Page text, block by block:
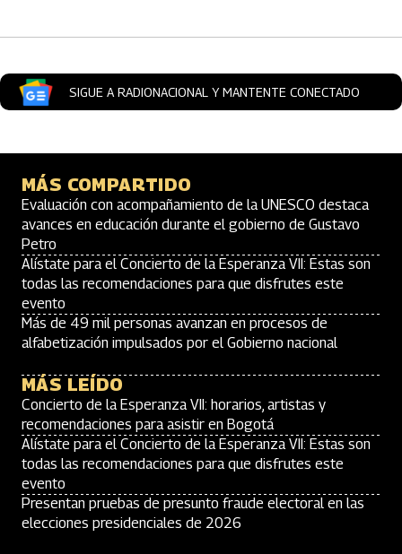
SIGUE A RADIONACIONAL Y MANTENTE CONECTADO
MÁS COMPARTIDO
Evaluación con acompañamiento de la UNESCO destaca
avances en educación durante el gobierno de Gustavo
Petro
Alístate para el Concierto de la Esperanza VII: Estas son
todas las recomendaciones para que disfrutes este
evento
Más de 49 mil personas avanzan en procesos de
alfabetización impulsados por el Gobierno nacional
MÁS LEÍDO
Concierto de la Esperanza VII: horarios, artistas y
recomendaciones para asistir en Bogotá
Alístate para el Concierto de la Esperanza VII: Estas son
todas las recomendaciones para que disfrutes este
evento
Presentan pruebas de presunto fraude electoral en las
elecciones presidenciales de 2026